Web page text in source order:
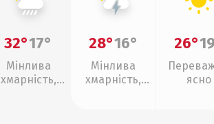
32°17°
Мінлива
хмарність,
28°16°
Мінлива
хмарність,
26°
ясно